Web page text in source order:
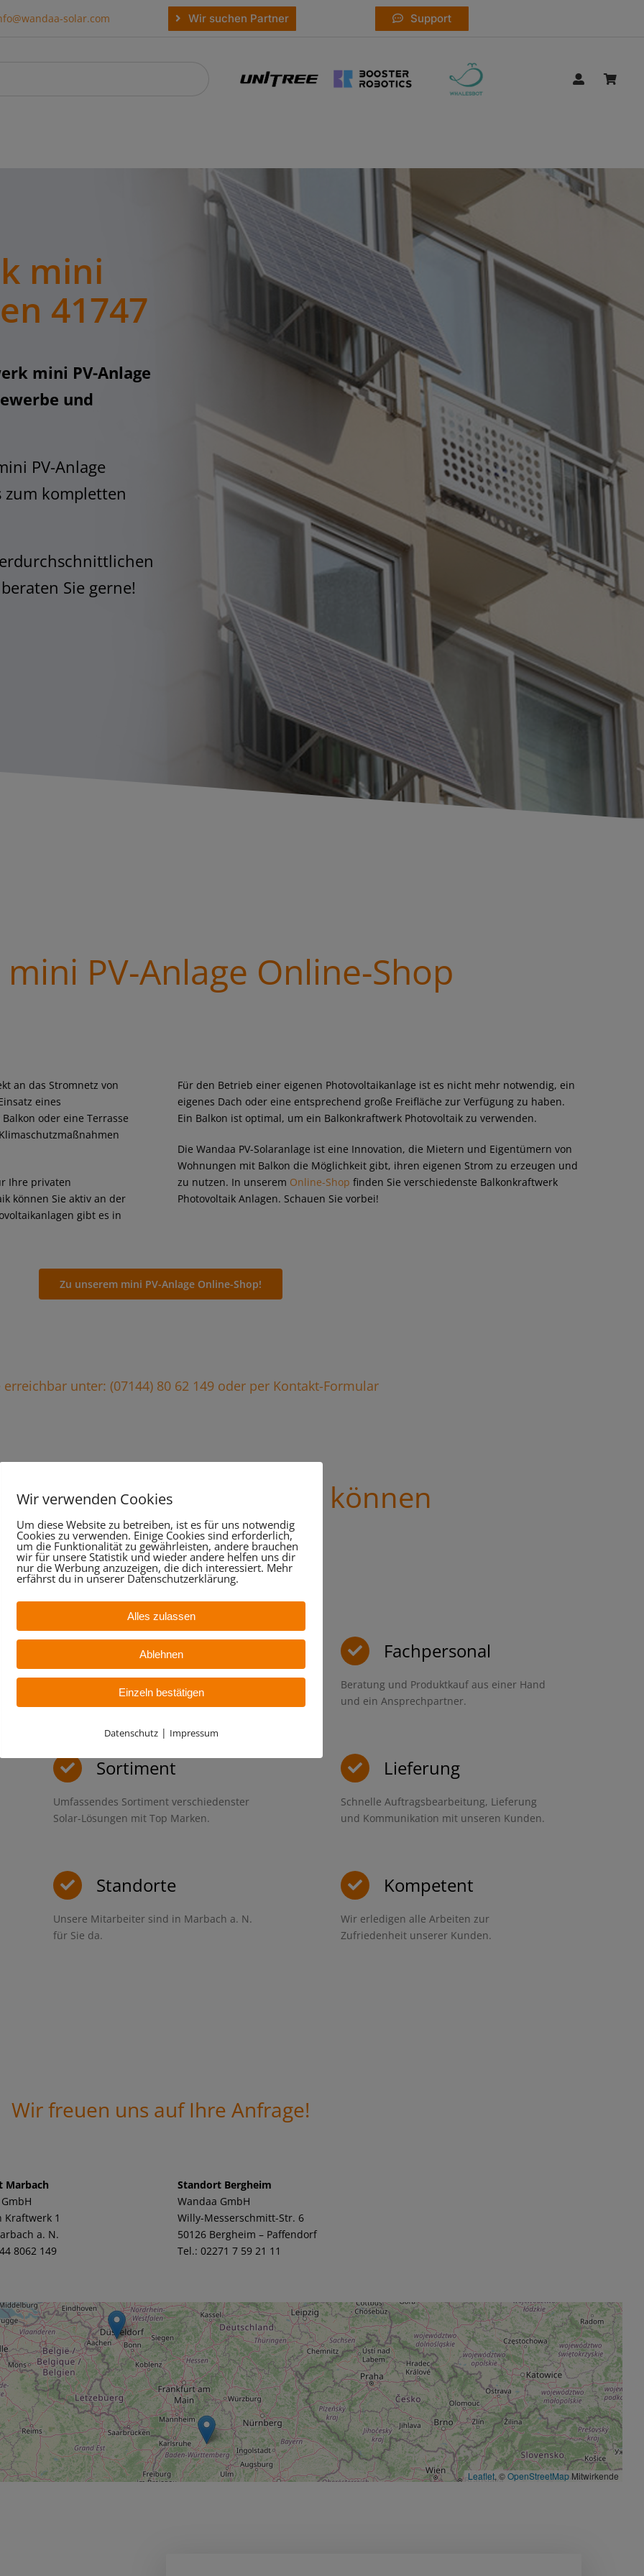
solar.com Wir suchen Partner Support
mini
41747
mini PV-Anlage
und
PV-Anlage
zum kompletten
Sie gerne!
PV-Anlage Online-Shop
an das Stromnetz von
eines
oder eine Terrasse
Ihre privaten
können Sie aktiv an der
gibt es in
Für den Betrieb einer eigenen Photovoltaikanlage ist es nicht mehr notwendig, ein
eigenes Dach oder eine entsprechend große Freifläche zur Verfügung zu haben.
Ein Balkon ist optimal, um ein Balkonkraftwerk Photovoltaik zu verwenden.
Die Wandaa PV-Solaranlage ist eine Innovation, die Mietern und Eigentümern von
Wohnungen mit Balkon die Möglichkeit gibt, ihren eigenen Strom zu erzeugen und
zu nutzen. In unserem Online-Shop finden Sie verschiedenste Balkonkraftwerk
Photovoltaik Anlagen. Schauen Sie vorbei!
Zu unserem mini PV-Anlage Online-Shop!
erreichbar unter: (07144) 80 62 149 oder per Kontakt-Formular
im Überblick, das können
wir für Sie tun:
Qualität
Mitarbeiterkompetenz ist unser Anspruch.
Fachpersonal
Beratung und Produktkauf aus einer Hand
und ein Ansprechpartner.
Sortiment
Umfassendes Sortiment verschiedenster
Solar-Lösungen mit Top Marken.
Lieferung
Schnelle Auftragsbearbeitung, Lieferung
und Kommunikation mit unseren Kunden.
Standorte
Unsere Mitarbeiter sind in Marbach a. N.
für Sie da.
Kompetent
Wir erledigen alle Arbeiten zur
Zufriedenheit unserer Kunden.
Wir freuen uns auf Ihre Anfrage!
Marbach
Kraftwerk 1
a. N.
8062 149
Standort Bergheim
Wandaa GmbH
Willy-Messerschmitt-Str. 6
50126 Bergheim – Paffendorf
Tel.: 02271 7 59 21 11
Leaflet , ©OpenStreetMapMitwirkende
Wir verwenden Cookies
Um diese Website zu betreiben, ist es für uns notwendig
Cookies zu verwenden. Einige Cookies sind erforderlich,
um die Funktionalität zu gewährleisten, andere brauchen
wir für unsere Statistik und wieder andere helfen uns dir
nur die Werbung anzuzeigen, die dich interessiert. Mehr
erfährst du in unserer Datenschutzerklärung.
Alles zulassen
Ablehnen
Einzeln bestätigen
Datenschutz| Impressum